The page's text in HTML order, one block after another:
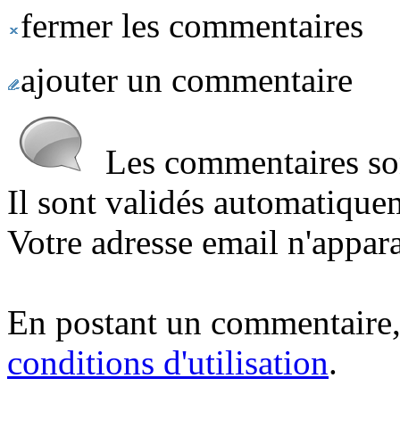
fermer les commentaires
ajouter un commentaire
Les commentaires
Il sont validés
Votre adresse email
En postant un
conditions d'utilisation.